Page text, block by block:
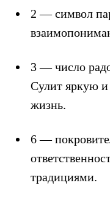
2 — символ
3— число
Сулит яркую
жизнь.
6—
традициями.